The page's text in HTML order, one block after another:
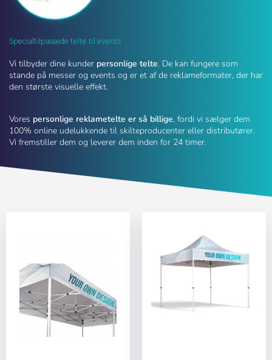
Specialtilpassede telte til events
Vi tilbyder dine kunder personlige telte. De kan fungere som
stande på messer og events og er et af de reklameformater, der har
den største visuelle effekt.
Vores personlige reklametelte er så billige, fordi vi sælger dem
100% online udelukkende til skilteproducenter eller distributører.
Vi fremstiller dem og leverer dem inden for 24 timer.